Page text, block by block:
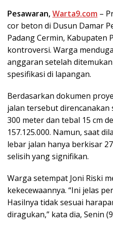
Pesawaran,Warta9.com –
cor beton di Dusun Damar
Padang Cermin, Kabupaten
kontroversi. Warga
anggaran setelah
spesifikasi di lapangan.
Berdasarkan dokumen
jalan tersebut
300 meter dan tebal 15 cm
157.125.000. Namun, saat
lebar jalan hanya berkisar
selisih yang signifikan.
Warga setempat Joni Riski
kekecewaannya. “Ini jelas
Hasilnya tidak sesuai
diragukan,” kata dia, Senin